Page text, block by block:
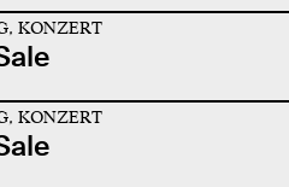
KONZERT
KONZERT